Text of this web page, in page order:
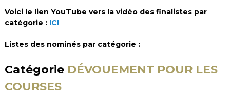
Voici le lien YouTube vers la vidéo des finalistes par
catégorie : ICI
Listes des nominés par catégorie :
Catégorie DÉVOUEMENT POUR LES
COURSES